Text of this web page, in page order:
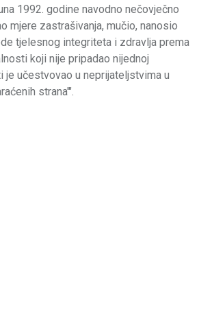
1992. godine navodno nečovječno
mjere zastrašivanja, mučio, nanosio
tjelesnog integriteta i zdravlja prema
koji nije pripadao nijednoj
je učestvovao u neprijateljstvima u
strana'".